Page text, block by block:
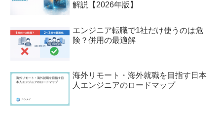
解説【2026年版】
エンジニア転職で1社だけ使うのは危
険？併用の最適解
海外リモート・海外就職を目指す日本
人エンジニアのロードマップ